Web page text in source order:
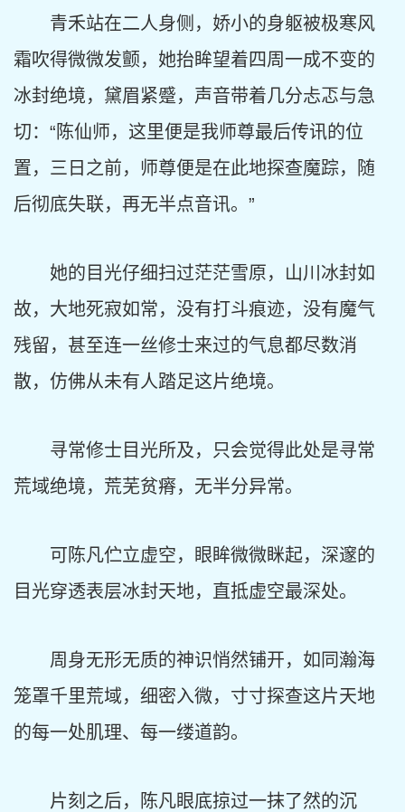
青禾站在二人身侧，娇小的身躯被极寒风
霜吹得微微发颤，她抬眸望着四周一成不变的
冰封绝境，黛眉紧蹙，声音带着几分忐忑与急
切：“陈仙师，这里便是我师尊最后传讯的位
置，三日之前，师尊便是在此地探查魔踪，随
后彻底失联，再无半点音讯。”
她的目光仔细扫过茫茫雪原，山川冰封如
故，大地死寂如常，没有打斗痕迹，没有魔气
残留，甚至连一丝修士来过的气息都尽数消
散，仿佛从未有人踏足这片绝境。
寻常修士目光所及，只会觉得此处是寻常
荒域绝境，荒芜贫瘠，无半分异常。
可陈凡伫立虚空，眼眸微微眯起，深邃的
目光穿透表层冰封天地，直抵虚空最深处。
周身无形无质的神识悄然铺开，如同瀚海
笼罩千里荒域，细密入微，寸寸探查这片天地
的每一处肌理、每一缕道韵。
片刻之后，陈凡眼底掠过一抹了然的沉